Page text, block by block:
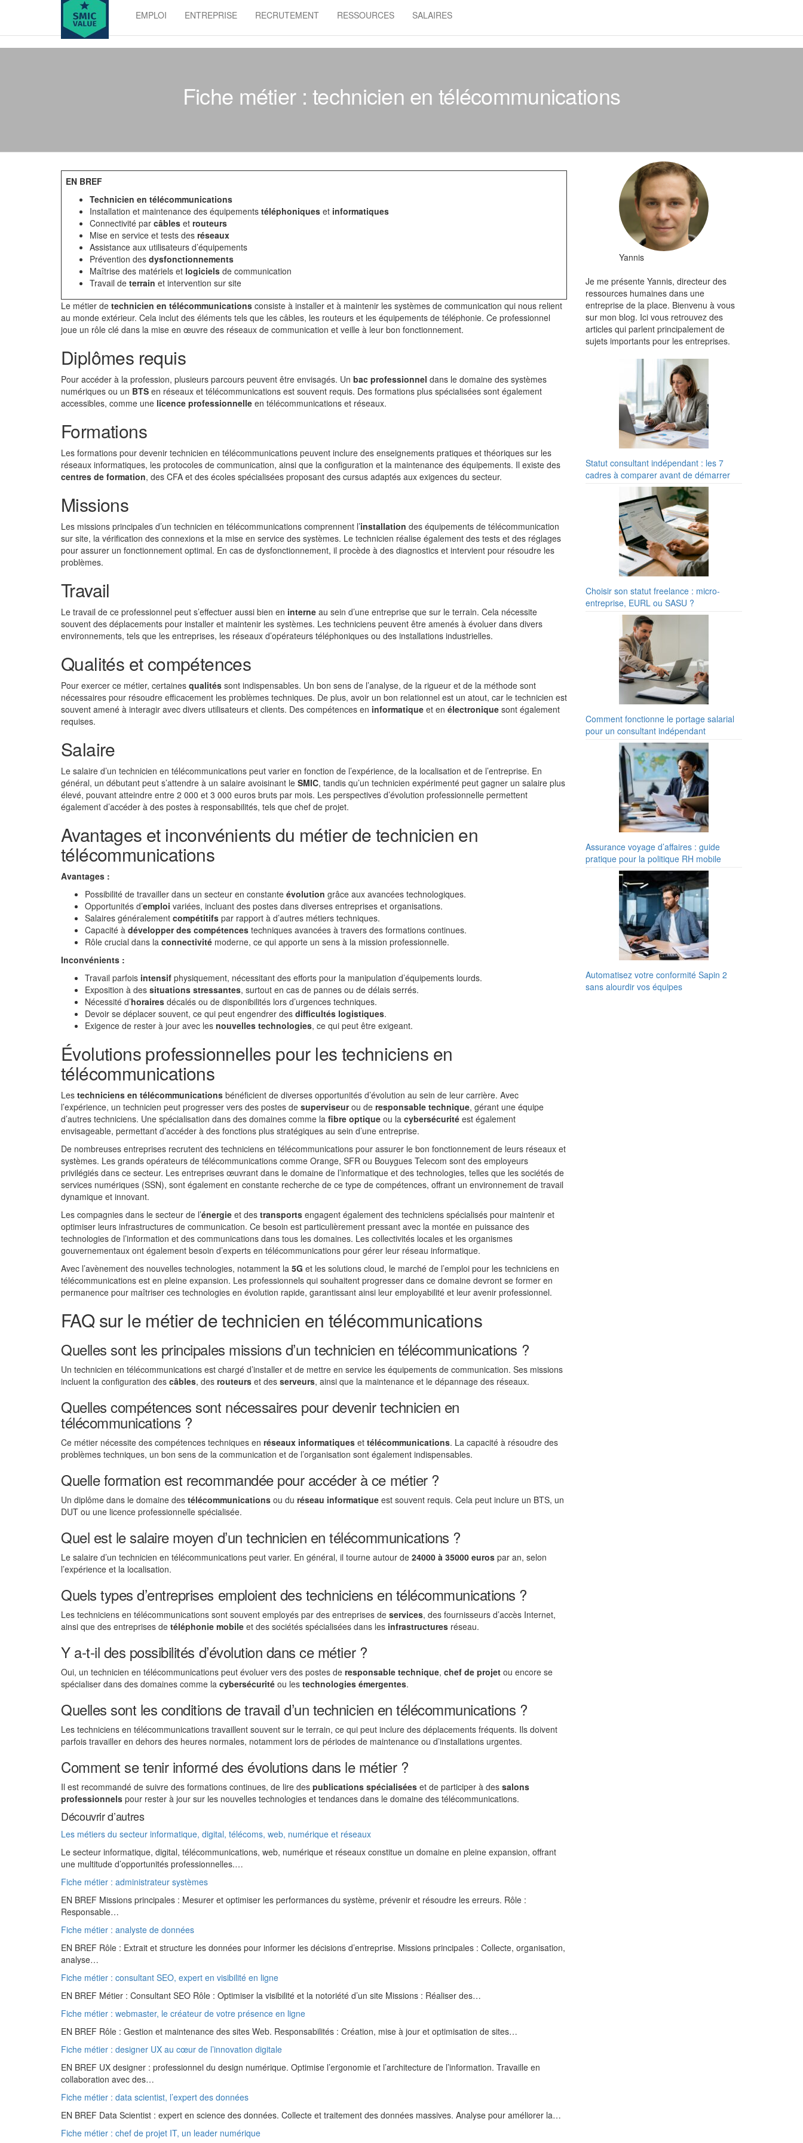
value
EMPLOI ENTREPRISE RECRUTEMENT RESSOURCES SALAIRES
Fiche métier : technicien en télécommunications
EN BREF
Technicien en télécommunications
Installation et maintenance des équipements téléphoniques et informatiques
Connectivité par câbles et routeurs
Mise en service et tests des réseaux
Assistance aux utilisateurs d’équipements
Prévention des dysfonctionnements
Maîtrise des matériels et logiciels de communication
Travail de terrain et intervention sur site
Le métier de technicien en télécommunications consiste à installer et à maintenir les systèmes de communication qui nous relient
au monde extérieur. Cela inclut des éléments tels que les câbles, les routeurs et les équipements de téléphonie. Ce professionnel
joue un rôle clé dans la mise en œuvre des réseaux de communication et veille à leur bon fonctionnement.
Diplômes requis
Pour accéder à la profession, plusieurs parcours peuvent être envisagés. Un bac professionnel dans le domaine des systèmes
numériques ou un BTS en réseaux et télécommunications est souvent requis. Des formations plus spécialisées sont également
accessibles, comme une licence professionnelle en télécommunications et réseaux.
Formations
Les formations pour devenir technicien en télécommunications peuvent inclure des enseignements pratiques et théoriques sur les
réseaux informatiques, les protocoles de communication, ainsi que la configuration et la maintenance des équipements. Il existe des
centres de formation, des CFA et des écoles spécialisées proposant des cursus adaptés aux exigences du secteur.
Missions
Les missions principales d’un technicien en télécommunications comprennent l’installation des équipements de télécommunication
sur site, la vérification des connexions et la mise en service des systèmes. Le technicien réalise également des tests et des réglages
pour assurer un fonctionnement optimal. En cas de dysfonctionnement, il procède à des diagnostics et intervient pour résoudre les
problèmes.
Travail
Le travail de ce professionnel peut s’effectuer aussi bien en interne au sein d’une entreprise que sur le terrain. Cela nécessite
souvent des déplacements pour installer et maintenir les systèmes. Les techniciens peuvent être amenés à évoluer dans divers
environnements, tels que les entreprises, les réseaux d’opérateurs téléphoniques ou des installations industrielles.
Qualités et compétences
Pour exercer ce métier, certaines qualités sont indispensables. Un bon sens de l’analyse, de la rigueur et de la méthode sont
nécessaires pour résoudre efficacement les problèmes techniques. De plus, avoir un bon relationnel est un atout, car le technicien est
souvent amené à interagir avec divers utilisateurs et clients. Des compétences en informatique et en électronique sont également
requises.
Salaire
Le salaire d’un technicien en télécommunications peut varier en fonction de l’expérience, de la localisation et de l’entreprise. En
général, un débutant peut s’attendre à un salaire avoisinant le SMIC, tandis qu’un technicien expérimenté peut gagner un salaire plus
élevé, pouvant atteindre entre 2 000 et 3 000 euros bruts par mois. Les perspectives d’évolution professionnelle permettent
également d’accéder à des postes à responsabilités, tels que chef de projet.
Avantages et inconvénients du métier de technicien en
télécommunications
Avantages :
Possibilité de travailler dans un secteur en constante évolution grâce aux avancées technologiques.
Opportunités d’emploi variées, incluant des postes dans diverses entreprises et organisations.
Salaires généralement compétitifs par rapport à d’autres métiers techniques.
Capacité à développer des compétences techniques avancées à travers des formations continues.
Rôle crucial dans la connectivité moderne, ce qui apporte un sens à la mission professionnelle.
Inconvénients :
Travail parfois intensif physiquement, nécessitant des efforts pour la manipulation d’équipements lourds.
Exposition à des situations stressantes, surtout en cas de pannes ou de délais serrés.
Nécessité d’horaires décalés ou de disponibilités lors d’urgences techniques.
Devoir se déplacer souvent, ce qui peut engendrer des difficultés logistiques.
Exigence de rester à jour avec les nouvelles technologies, ce qui peut être exigeant.
Évolutions professionnelles pour les techniciens en
télécommunications
Les techniciens en télécommunications bénéficient de diverses opportunités d’évolution au sein de leur carrière. Avec
l’expérience, un technicien peut progresser vers des postes de superviseurou de responsable technique, gérant une équipe
d’autres techniciens. Une spécialisation dans des domaines comme la fibre optique ou la cybersécurité est également
envisageable, permettant d’accéder à des fonctions plus stratégiques au sein d’une entreprise.
De nombreuses entreprises recrutent des techniciens en télécommunications pour assurer le bon fonctionnement de leurs réseaux et
systèmes. Les grands opérateurs de télécommunications comme Orange, SFR ou Bouygues Telecom sont des employeurs
privilégiés dans ce secteur. Les entreprises œuvrant dans le domaine de l’informatique et des technologies, telles que les sociétés de
services numériques (SSN), sont également en constante recherche de ce type de compétences, offrant un environnement de travail
dynamique et innovant.
Les compagnies dans le secteur de l’énergie et des transports engagent également des techniciens spécialisés pour maintenir et
optimiser leurs infrastructures de communication. Ce besoin est particulièrement pressant avec la montée en puissance des
technologies de l’information et des communications dans tous les domaines. Les collectivités locales et les organismes
gouvernementaux ont également besoin d’experts en télécommunications pour gérer leur réseau informatique.
Avec l’avènement des nouvelles technologies, notamment la 5G et les solutions cloud, le marché de l’emploi pour les techniciens en
télécommunications est en pleine expansion. Les professionnels qui souhaitent progresser dans ce domaine devront se former en
permanence pour maîtriser ces technologies en évolution rapide, garantissant ainsi leur employabilité et leur avenir professionnel.
FAQ sur le métier de technicien en télécommunications
Quelles sont les principales missions d’un technicien en télécommunications ?
Un technicien en télécommunications est chargé d’installer et de mettre en service les équipements de communication. Ses missions
incluent la configuration des câbles, des routeurs et des serveurs, ainsi que la maintenance et le dépannage des réseaux.
Quelles compétences sont nécessaires pour devenir technicien en
télécommunications ?
Ce métier nécessite des compétences techniques en réseaux informatiques et télécommunications. La capacité à résoudre des
problèmes techniques, un bon sens de la communication et de l’organisation sont également indispensables.
Quelle formation est recommandée pour accéder à ce métier ?
Un diplôme dans le domaine des télécommunications ou du réseau informatique est souvent requis. Cela peut inclure un BTS, un
DUT ou une licence professionnelle spécialisée.
Quel est le salaire moyen d’un technicien en télécommunications ?
Le salaire d’un technicien en télécommunications peut varier. En général, il tourne autour de 24000 à 35000 euros par an, selon
l’expérience et la localisation.
Quels types d’entreprises emploient des techniciens en télécommunications ?
Les techniciens en télécommunications sont souvent employés par des entreprises de services, des fournisseurs d’accès Internet,
ainsi que des entreprises de téléphonie mobile et des sociétés spécialisées dans les infrastructures réseau.
Y a-t-il des possibilités d’évolution dans ce métier ?
Oui, un technicien en télécommunications peut évoluer vers des postes de responsable technique, chef de projet ou encore se
spécialiser dans des domaines comme la cybersécurité ou les technologies émergentes.
Quelles sont les conditions de travail d’un technicien en télécommunications ?
Les techniciens en télécommunications travaillent souvent sur le terrain, ce qui peut inclure des déplacements fréquents. Ils doivent
parfois travailler en dehors des heures normales, notamment lors de périodes de maintenance ou d’installations urgentes.
Comment se tenir informé des évolutions dans le métier ?
Il est recommandé de suivre des formations continues, de lire des publications spécialisées et de participer à des salons
professionnels pour rester à jour sur les nouvelles technologies et tendances dans le domaine des télécommunications.
Découvrir d’autres
Les métiers du secteur informatique, digital, télécoms, web, numérique et réseaux
Le secteur informatique, digital, télécommunications, web, numérique et réseaux constitue un domaine en pleine expansion, offrant
une multitude d’opportunités professionnelles.…
Fiche métier : administrateur systèmes
EN BREF Missions principales : Mesurer et optimiser les performances du système, prévenir et résoudre les erreurs. Rôle :
Responsable…
Fiche métier : analyste de données
EN BREF Rôle : Extrait et structure les données pour informer les décisions d’entreprise. Missions principales : Collecte, organisation,
analyse…
Fiche métier : consultant SEO, expert en visibilité en ligne
EN BREF Métier : Consultant SEO Rôle : Optimiser la visibilité et la notoriété d’un site Missions : Réaliser des…
Fiche métier : webmaster, le créateur de votre présence en ligne
EN BREF Rôle : Gestion et maintenance des sites Web. Responsabilités : Création, mise à jour et optimisation de sites…
Fiche métier : designer UX au cœur de l’innovation digitale
EN BREF UX designer : professionnel du design numérique. Optimise l’ergonomie et l’architecture de l’information. Travaille en
collaboration avec des…
Fiche métier : data scientist, l’expert des données
EN BREF Data Scientist : expert en science des données. Collecte et traitement des données massives. Analyse pour améliorer la…
Fiche métier : chef de projet IT, un leader numérique
Yannis
Je me présente Yannis, directeur des
ressources humaines dans une
entreprise de la place. Bienvenu à vous
sur mon blog. Ici vous retrouvez des
articles qui parlent principalement de
sujets importants pour les entreprises.
Statut consultant indépendant : les 7
cadres à comparer avant de démarrer
Choisir son statut freelance : micro-
entreprise, EURL ou SASU ?
Comment fonctionne le portage salarial
pour un consultant indépendant
Assurance voyage d’affaires : guide
pratique pour la politique RH mobile
Automatisez votre conformité Sapin 2
sans alourdir vos équipes